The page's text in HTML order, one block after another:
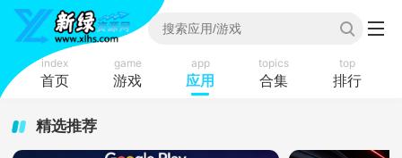
index
首页
game
游戏
app
应用
topics
合集
top
排行
精选推荐